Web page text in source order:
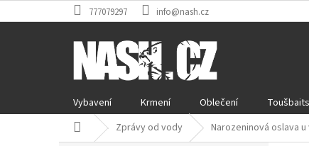
na
777079297 info@nash.cz
Vybavení Krmení Oblečení Toušbaits
Domů Zprávy od vody Narozeninová oslava